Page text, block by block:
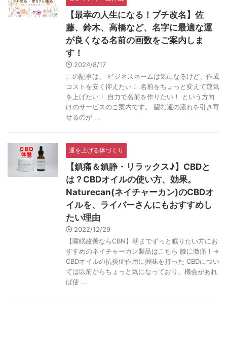
【最幸の人生になる！プチ改名】佐
藤、鈴木、高橋など、名字に最適な運
が良くなる名前の画数をご案内しま
す！
2024/8/17
この記事は、 ビジネスネームは気になるけど、作成
コストを安く抑えたい！ 名前をちょっと変えて運気
を上げたい！ 自力で名前を作りたい！ という方向
けのサービスのご案内です。 望む運の流れを引き寄
せるのが ...
運を上げる体づくり
【鎮痛＆鎮静・リラックス♪】CBDと
は？CBDオイルの使い方、効果。
Naturecan(ネイチャーカン)のCBDオ
イルを、ライバーさんにもおすすめし
たい理由
2022/12/29
【睡眠改善ならCBN】朝までずっと眠りたい方にお
すすめのネイチャーカン製品はこちら 膝に激痛！→
CBDオイルの抗炎症作用に興味を持った CBDについ
ては以前からちょっと気になっており、機会があれ
ば使 ...